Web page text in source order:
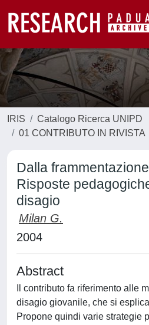
IRIS
Catalogo Ricerca UNIPD
01 CONTRIBUTO IN RIVISTA
Dalla
Risposte
disagio
Milan G.
2004
Abstract
Il contributo fa riferimento alle
disagio giovanile, che si
Propone quindi varie strategie